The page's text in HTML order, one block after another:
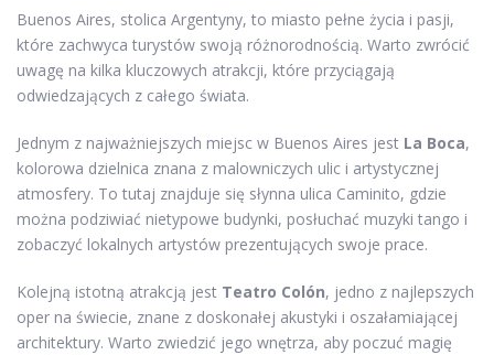
Buenos Aires, stolica Argentyny, to miasto pełne życia i pasji,
które zachwyca turystów swoją różnorodnością. Warto zwrócić
uwagę na kilka kluczowych atrakcji, które przyciągają
odwiedzających z całego świata.
Jednym z najważniejszych miejsc w Buenos Aires jest La Boca,
kolorowa dzielnica znana z malowniczych ulic i artystycznej
atmosfery. To tutaj znajduje się słynna ulica Caminito, gdzie
można podziwiać nietypowe budynki, posłuchać muzyki tango i
zobaczyć lokalnych artystów prezentujących swoje prace.
Kolejną istotną atrakcją jest Teatro Colón, jedno z najlepszych
oper na świecie, znane z doskonałej akustyki i oszałamiającej
architektury. Warto zwiedzić jego wnętrza, aby poczuć magię